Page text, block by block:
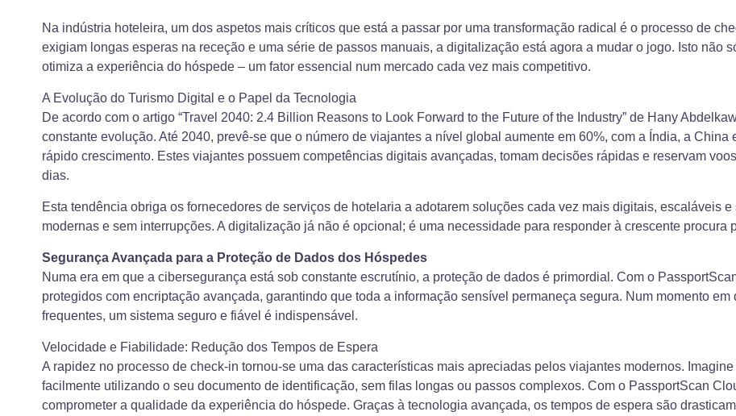
Na indústria hoteleira, um dos aspetos mais críticos que está a passar por uma transformação radical é o processo de
exigiam longas esperas na receção e uma série de passos manuais, a digitalização está agora a mudar o jogo. Isto não
otimiza a experiência do hóspede – um fator essencial num mercado cada vez mais competitivo.
A Evolução do Turismo Digital e o Papel da Tecnologia
De acordo com o artigo “Travel 2040: 2.4 Billion Reasons to Look Forward to the Future of the Industry” de Hany
constante evolução. Até 2040, prevê-se que o número de viajantes a nível global aumente em 60%, com a Índia, a
rápido crescimento. Estes viajantes possuem competências digitais avançadas, tomam decisões rápidas e reservam
dias.
Esta tendência obriga os fornecedores de serviços de hotelaria a adotarem soluções cada vez mais digitais, escaláveis
modernas e sem interrupções. A digitalização já não é opcional; é uma necessidade para responder à crescente procura
Segurança Avançada para a Proteção de Dados dos Hóspedes
Numa era em que a cibersegurança está sob constante escrutínio, a proteção de dados é primordial. Com o
protegidos com encriptação avançada, garantindo que toda a informação sensível permaneça segura. Num momento
frequentes, um sistema seguro e fiável é indispensável.
Velocidade e Fiabilidade: Redução dos Tempos de Espera
A rapidez no processo de check-in tornou-se uma das características mais apreciadas pelos viajantes modernos.
facilmente utilizando o seu documento de identificação, sem filas longas ou passos complexos. Com o PassportScan
comprometer a qualidade da experiência do hóspede. Graças à tecnologia avançada, os tempos de espera são